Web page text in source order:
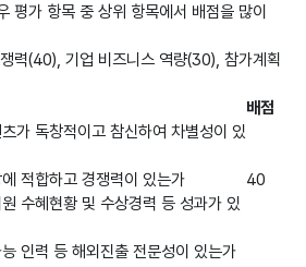
평가 항목 중 상위 항목에서 배점을 많이
력(40), 기업 비즈니스 역량(30), 참가계획
배점
가 독창적이고 참신하여 차별성이 있
적합하고 경쟁력이 있는가
수혜현황 및 수상경력 등 성과가 있
40
인력 등 해외진출 전문성이 있는가